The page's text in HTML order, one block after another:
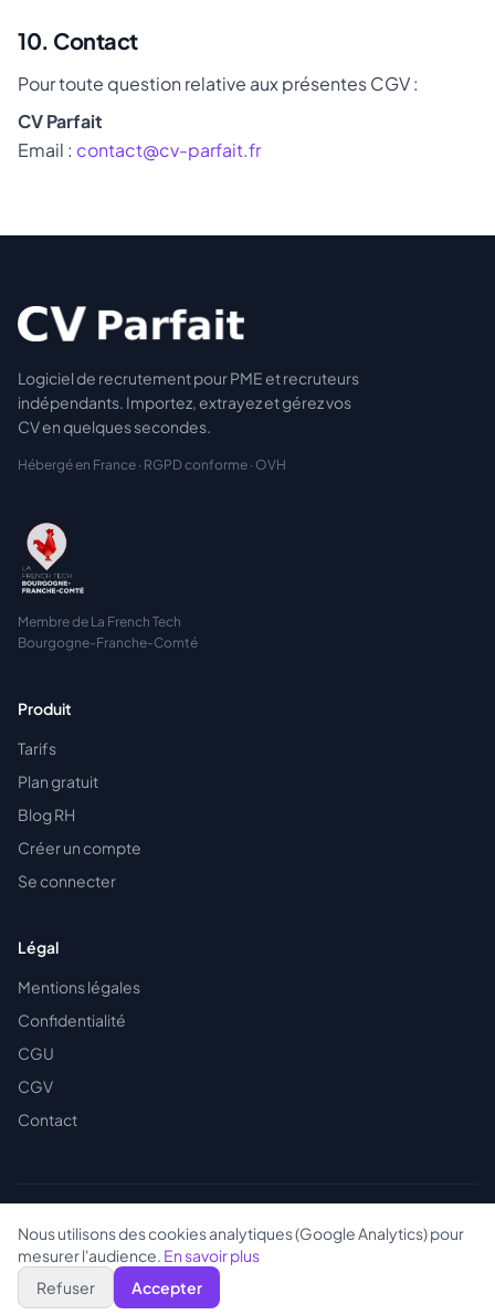
Nous utilisons des cookies analytiques (Google Analytics) pour
mesurer l'audience. En savoir plus
Refuser
Accepter
10. Contact
Pour toute question relative aux présentes CGV :
CV Parfait
Email : contact@cv-parfait.fr
Logiciel de recrutement pour PME et recruteurs
indépendants. Importez, extrayez et gérez vos
CV en quelques secondes.
Hébergé en France · RGPD conforme · OVH
Membre de La French Tech
Bourgogne-Franche-Comté
Produit
Tarifs
Plan gratuit
Blog RH
Créer un compte
Se connecter
Légal
Mentions légales
Confidentialité
CGU
CGV
Contact
© 2026 CV Parfait — Tous droits réservés · SIRET 93520481600013
RGPD
France